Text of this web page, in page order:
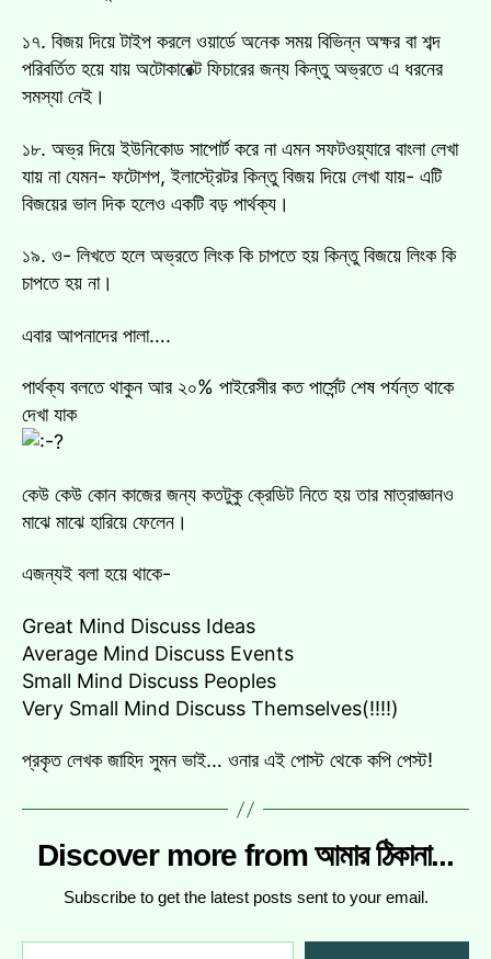
১৭. বিজয় দিয়ে টাইপ করলে ওয়ার্ডে অনেক সময় বিভিন্ন অক্ষর বা শব্দ
পরিবর্তিত হয়ে যায় অটোকারেক্ট ফিচারের জন্য কিন্তু অভ্রতে এ ধরনের
সমস্যা নেই।
১৮. অভ্র দিয়ে ইউনিকোড সাপোর্ট করে না এমন সফটওয়্যারে বাংলা লেখা
যায় না যেমন- ফটোশপ, ইলাস্ট্রেটর কিন্তু বিজয় দিয়ে লেখা যায়- এটি
বিজয়ের ভাল দিক হলেও একটি বড় পার্থক্য।
১৯. ও- লিখতে হলে অভ্রতে লিংক কি চাপতে হয় কিন্তু বিজয়ে লিংক কি
চাপতে হয় না।
এবার আপনাদের পালা….
পার্থক্য বলতে থাকুন আর ২০% পাইরেসীর কত পার্সেন্ট শেষ পর্যন্ত থাকে
দেখা যাক
কেউ কেউ কোন কাজের জন্য কতটুকু ক্রেডিট নিতে হয় তার মাত্রাজ্ঞানও
মাঝে মাঝে হারিয়ে ফেলেন।
এজন্যই বলা হয়ে থাকে-
Great Mind Discuss Ideas
Average Mind Discuss Events
Small Mind Discuss Peoples
Very Small Mind Discuss Themselves(!!!!)
প্রকৃত লেখক জাহিদ সুমন ভাই… ওনার এই পোস্ট থেকে কপি পেস্ট!
Discover more from আমার ঠিকানা...
Subscribe to get the latest posts sent to your email.
Type your email…